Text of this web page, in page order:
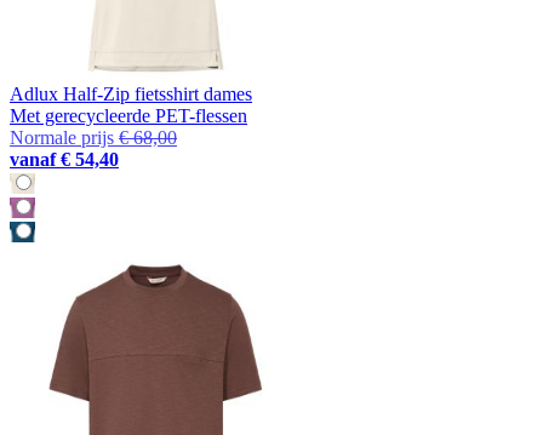
Adlux Half-Zip fietsshirt dames
Met gerecycleerde PET-flessen
Normale prijs € 68,00
vanaf € 54,40